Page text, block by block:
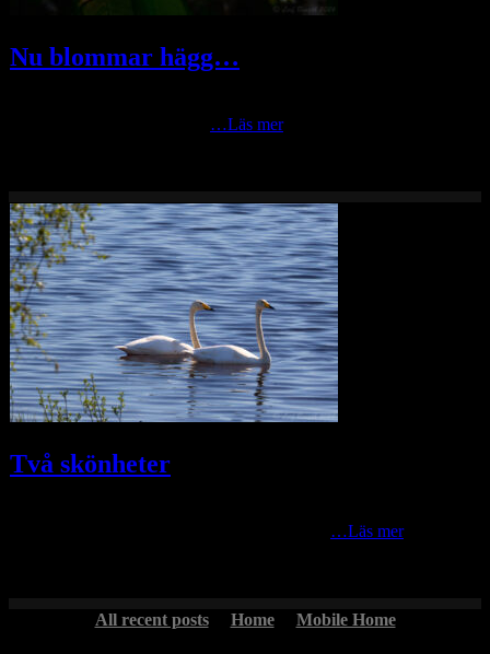
Nu blommar hägg…
…Läs mer
Två skönheter
…Läs mer
All recent posts Home Mobile Home